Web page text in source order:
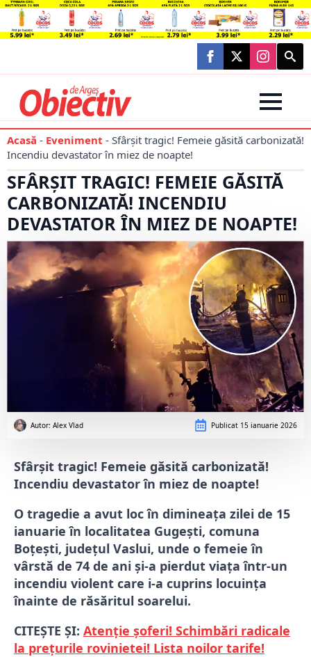
Search
for:
Acasă - Eveniment - Sfârșit tragic! Femeie găsită carbonizată!
Incendiu devastator în miez de noapte!
SFÂRȘIT TRAGIC! FEMEIE GĂSITĂ
CARBONIZATĂ! INCENDIU
DEVASTATOR ÎN MIEZ DE NOAPTE!
Autor: Alex Vlad Publicat 15 ianuarie 2026
Sfârșit tragic! Femeie găsită carbonizată!
Incendiu devastator în miez de noapte!
O tragedie a avut loc în dimineața zilei de 15
ianuarie în localitatea Gugești, comuna
Boțești, județul Vaslui, unde o femeie în
vârstă de 74 de ani și-a pierdut viața într-un
incendiu violent care i-a cuprins locuința
înainte de răsăritul soarelui.
CITEȘTE ȘI: Atenție șoferi! Schimbări radicale
la prețurile rovinietei! Lista noilor tarife!